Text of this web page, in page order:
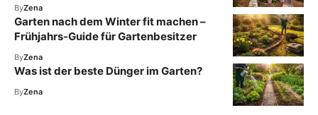
ByZena
Garten nach dem Winter fit machen –
Frühjahrs-Guide für Gartenbesitzer
ByZena
Was ist der beste Dünger im Garten?
ByZena